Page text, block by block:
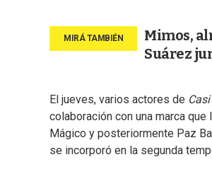
Mimos,
Suárez
El jueves, varios actores de
colaboración con una marca
Mágico y posteriormente Paz
se incorporó en la segunda